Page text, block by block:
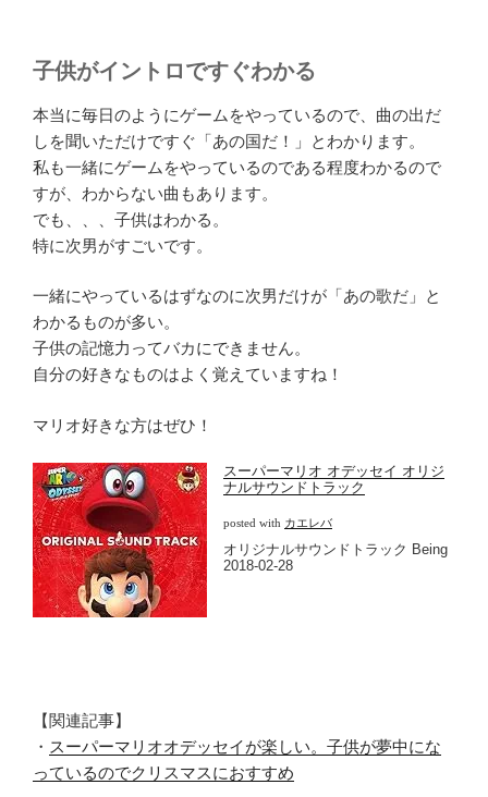
子供がイントロですぐわかる
本当に毎日のようにゲームをやっているので、曲の出だ
しを聞いただけですぐ「あの国だ！」とわかります。
私も一緒にゲームをやっているのである程度わかるので
すが、わからない曲もあります。
でも、、、子供はわかる。
特に次男がすごいです。
一緒にやっているはずなのに次男だけが「あの歌だ」と
わかるものが多い。
子供の記憶力ってバカにできません。
自分の好きなものはよく覚えていますね！
マリオ好きな方はぜひ！
スーパーマリオ オデッセイ オリジ
ナルサウンドトラック
posted with カエレバ
オリジナルサウンドトラック Being
2018-02-28
【関連記事】
・ スーパーマリオオデッセイが楽しい。子供が夢中にな
っているのでクリスマスにおすすめ